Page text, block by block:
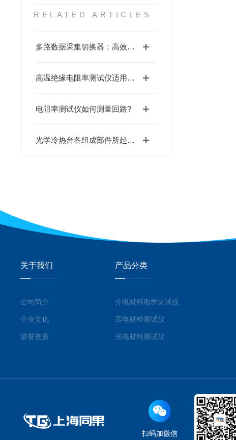
RELATED ARTICLES
多路数据采集切换器：高效实时数据采集的智能利器
高温绝缘电阻率测试仪适用于哪些行业？
电阻率测试仪如何测量回路?
光学冷热台各组成部件所起到的作用分享
关于我们
公司简介
企业文化
荣誉资质
产品分类
介电材料电学测试仪
压电材料测试仪
光电材料测试仪
扫码加微信